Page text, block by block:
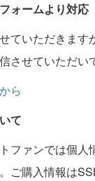
ォームより対応
ていただきます
させていただい
ら
て
ファンでは個人
ご購入情報は